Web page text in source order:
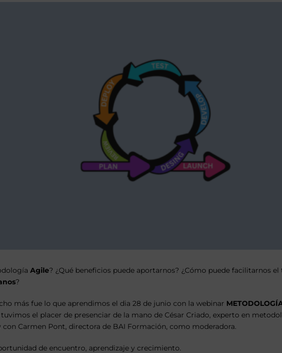
Agile? ¿Qué beneficios puede aportarnos? ¿Cómo puede facilitarnos
?
más fue lo que aprendimos el dia 28 de junio con la webinar
el placer de presenciar de la mano de César Criado, experto en
con Carmen Pont, directora de BAI Formación, como moderadora.
de encuentro, aprendizaje y crecimiento.